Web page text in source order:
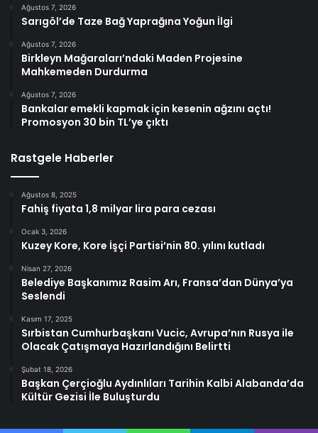
Ağustos 7, 2026
Sarıgöl’de Taze Bağ Yaprağına Yoğun İlgi
Ağustos 7, 2026
Birkleyn Mağaraları’ndaki Maden Projesine
Mahkemeden Durdurma
Ağustos 7, 2026
Bankalar emekli kapmak için kesenin ağzını açtı!
Promosyon 30 bin TL’ye çıktı
Rastgele Haberler
Ağustos 8, 2025
Fahiş fiyata 1,8 milyar lira para cezası
Ocak 3, 2026
Kuzey Kore, Kore İşçi Partisi’nin 80. yılını kutladı
Nisan 27, 2026
Belediye Başkanımız Rasim Arı, Fransa’dan Dünya’ya
Seslendi
Kasım 17, 2025
Sırbistan Cumhurbaşkanı Vucic, Avrupa’nın Rusya ile
Olacak Çatışmaya Hazırlandığını Belirtti
Şubat 18, 2026
Başkan Çerçioğlu Aydınlıları Tarihin Kalbi Alabanda’da
Kültür Gezisi İle Buluşturdu